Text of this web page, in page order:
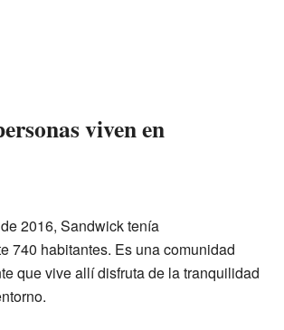
viven en
2016, Sandwick tenía
740 habitantes. Es una comunidad
que vive allí disfruta de la tranquilidad